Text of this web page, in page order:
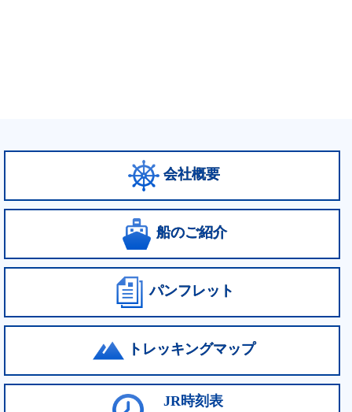
会社概要
船のご紹介
パンフレット
トレッキングマップ
JR時刻表